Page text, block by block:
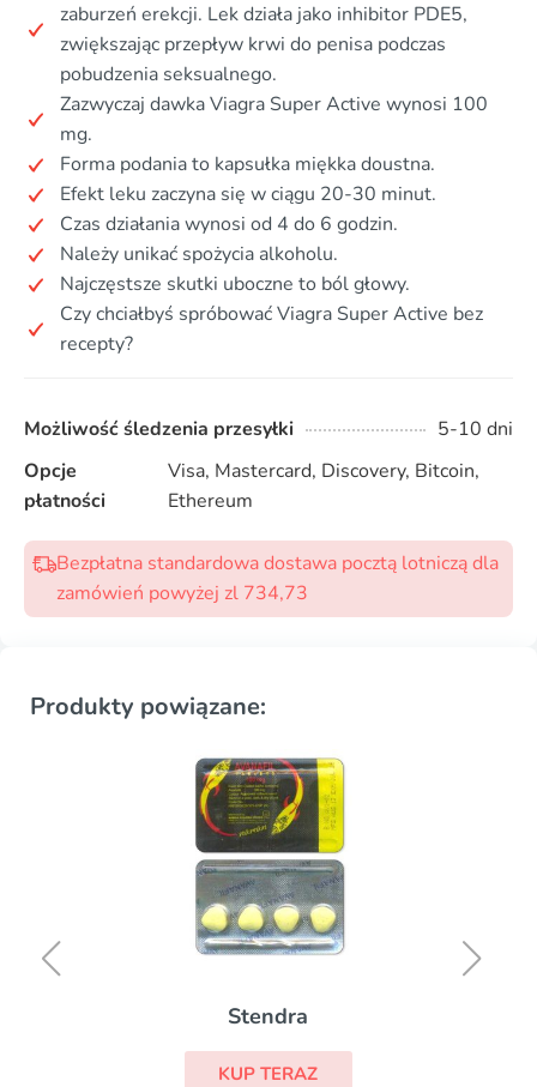
zaburzeń erekcji. Lek działa jako inhibitor PDE5,
zwiększając przepływ krwi do penisa podczas
pobudzenia seksualnego.
Zazwyczaj dawka Viagra Super Active wynosi 100
mg.
Forma podania to kapsułka miękka doustna.
Efekt leku zaczyna się w ciągu 20-30 minut.
Czas działania wynosi od 4 do 6 godzin.
Należy unikać spożycia alkoholu.
Najczęstsze skutki uboczne to ból głowy.
Czy chciałbyś spróbować Viagra Super Active bez
recepty?
Możliwość śledzenia przesyłki
5-10 dni
Opcje
płatności
Visa, Mastercard, Discovery, Bitcoin,
Ethereum
Bezpłatna standardowa dostawa pocztą lotniczą dla
zamówień powyżej zl 734,73
Produkty powiązane:
Stendra
KUP TERAZ